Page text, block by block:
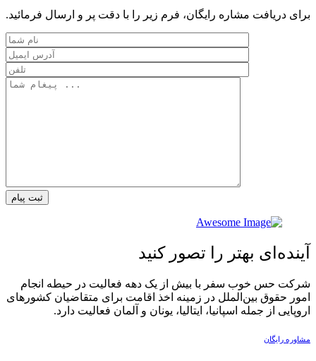
برای دریافت مشاره رایگان، فرم زیر را با دقت پر و ارسال فرمائید.
ثبت پیام
آینده‌ای بهتر را تصور کنید
شرکت حس خوب سفر با بیش از یک دهه فعالیت در حیطه انجام
امور حقوق بین‌الملل در زمینه اخذ اقامت برای متقاضیان کشورهای
اروپایی از جمله اسپانیا، ایتالیا، یونان و آلمان فعالیت دارد.‏
مشاوره رایگان